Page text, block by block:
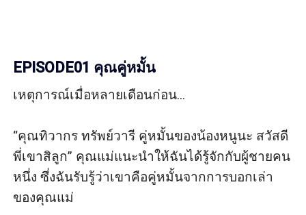
EPISODE01 คุณคู่หมั้น
เหตุการณ์เมื่อหลายเดือนก่อน...
“คุณทิวากร ทรัพย์วารี คู่หมั้นของน้องหนูนะ สวัสดี
พี่เขาสิลูก” คุณแม่แนะนำให้ฉันได้รู้จักกับผู้ชายคน
หนึ่ง ซึ่งฉันรับรู้ว่าเขาคือคู่หมั้นจากการบอกเล่า
ของคุณแม่